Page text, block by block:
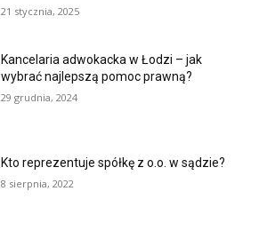
21 stycznia, 2025
Kancelaria adwokacka w Łodzi – jak
wybrać najlepszą pomoc prawną?
29 grudnia, 2024
Kto reprezentuje spółkę z o.o. w sądzie?
8 sierpnia, 2022